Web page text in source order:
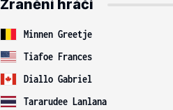
Zranění hráči
Minnen Greetje
Tiafoe Frances
Diallo Gabriel
Tararudee Lanlana